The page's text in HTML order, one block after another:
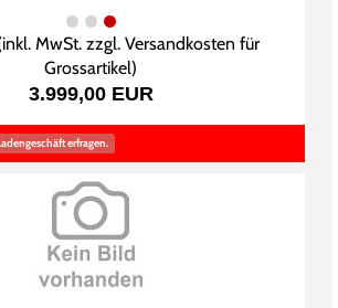
MwSt. zzgl. Versandkosten für
Grossartikel)
3.999,00 EUR
erfragen.